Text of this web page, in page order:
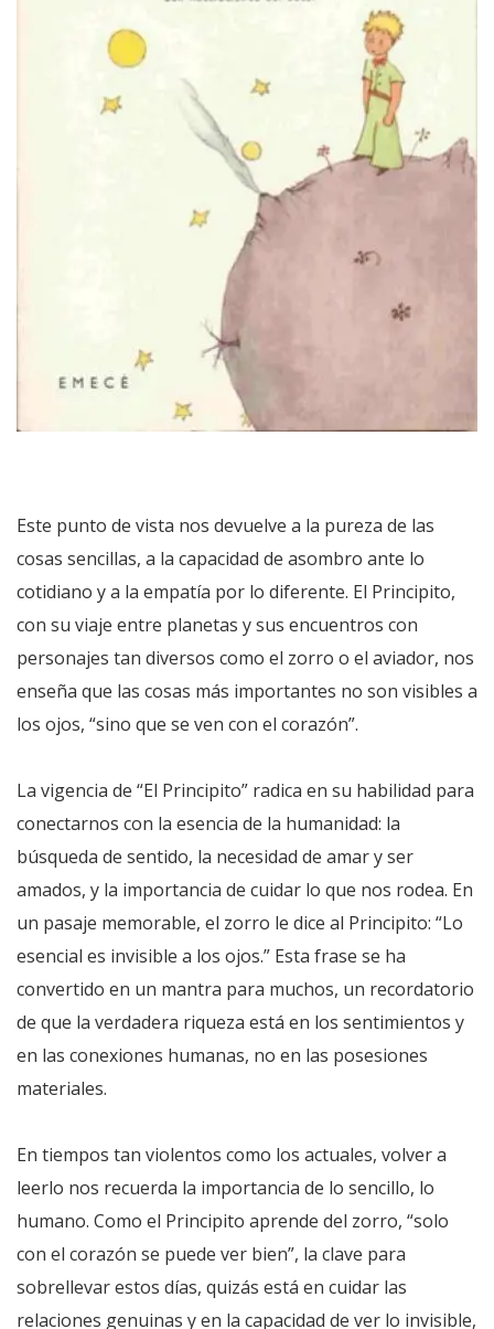
Este punto de vista nos devuelve a la pureza de las
cosas sencillas, a la capacidad de asombro ante lo
cotidiano y a la empatía por lo diferente. El Principito,
con su viaje entre planetas y sus encuentros con
personajes tan diversos como el zorro o el aviador, nos
enseña que las cosas más importantes no son visibles a
los ojos, “sino que se ven con el corazón”.
La vigencia de “El Principito” radica en su habilidad para
conectarnos con la esencia de la humanidad: la
búsqueda de sentido, la necesidad de amar y ser
amados, y la importancia de cuidar lo que nos rodea. En
un pasaje memorable, el zorro le dice al Principito: “Lo
esencial es invisible a los ojos.” Esta frase se ha
convertido en un mantra para muchos, un recordatorio
de que la verdadera riqueza está en los sentimientos y
en las conexiones humanas, no en las posesiones
materiales.
En tiempos tan violentos como los actuales, volver a
leerlo nos recuerda la importancia de lo sencillo, lo
humano. Como el Principito aprende del zorro, “solo
con el corazón se puede ver bien”, la clave para
sobrellevar estos días, quizás está en cuidar las
relaciones genuinas y en la capacidad de ver lo invisible,